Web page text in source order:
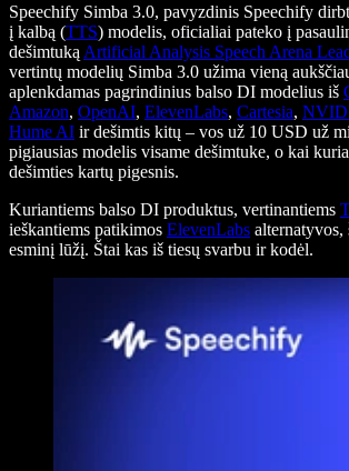
Speechify Simba 3.0, pavyzdinis Speechify
į kalbą (TTS) modelis, oficialiai pateko į
dešimtuką Artificial Analysis Speech Arena
vertintų modelių Simba 3.0 užima vieną
aplenkdamas pagrindinius balso DI modelius iš
Amazon, OpenAI, ElevenLabs, Cartesia,
Hume AI ir dešimtis kitų – vos už 10 USD už
pigiausias modelis visame dešimtuke, o kai
dešimties kartų pigesnis.
Kuriantiems balso DI produktus, vertinantiems
ieškantiems patikimos ElevenLabs
esminį lūžį. Štai kas iš tiesų svarbu ir kodėl.